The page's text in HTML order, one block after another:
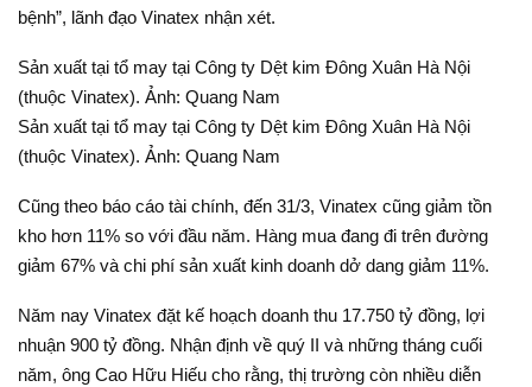
bệnh”, lãnh đạo Vinatex nhận xét.
Sản xuất tại tổ may tại Công ty Dệt kim Đông Xuân Hà Nội
(thuộc Vinatex). Ảnh: Quang Nam
Sản xuất tại tổ may tại Công ty Dệt kim Đông Xuân Hà Nội
(thuộc Vinatex). Ảnh: Quang Nam
Cũng theo báo cáo tài chính, đến 31/3, Vinatex cũng giảm tồn
kho hơn 11% so với đầu năm. Hàng mua đang đi trên đường
giảm 67% và chi phí sản xuất kinh doanh dở dang giảm 11%.
Năm nay Vinatex đặt kế hoạch doanh thu 17.750 tỷ đồng, lợi
nhuận 900 tỷ đồng. Nhận định về quý II và những tháng cuối
năm, ông Cao Hữu Hiếu cho rằng, thị trường còn nhiều diễn